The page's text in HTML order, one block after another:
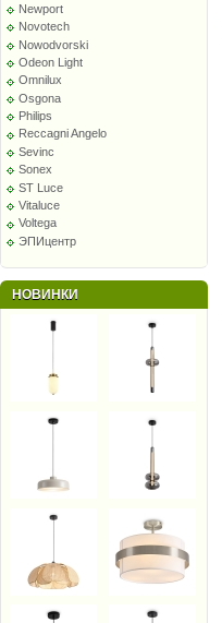
Newport
Novotech
Nowodvorski
Odeon Light
Omnilux
Osgona
Philips
Reccagni Angelo
Sevinc
Sonex
ST Luce
Vitaluce
Voltega
ЭПИцентр
НОВИНКИ